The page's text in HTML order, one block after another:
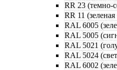
RR 23 (темно-
RR 11
RAL 6005
RAL 5005
RAL 5021
RAL 5024
RAL 6002